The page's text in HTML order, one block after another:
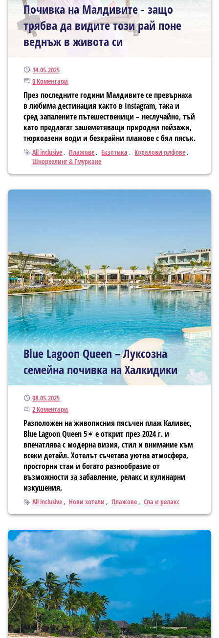
Почивка на Малдивите - защо
трябва да видите този рай поне
веднъж в живота си
Публикуван
14.05.2025
Започнете дискусията
0 Коментари
През последните години Малдивите се превърнаха
в любима дестинация както в Instagram, така и
сред запалените пътешественици – неслучайно, тъй
като предлагат зашеметяващи природни пейзажи,
тюркоазени води и безкрайни плажове с бял пясък.
Тагове
All inclusive Плажове Екзотика
Коралови рифове
Шнорхелинг & Гмуркане
Blue Lagoon Queen – Луксозна
семейна почивка на Халкидики
Публикуван
08.05.2025
Присъединете се към дискусията
2 Коментари
Разположен на живописния пясъчен плаж Каливес,
Blue Lagoon Queen 5✶ е открит през 2024 г. и
впечатлява с модерна визия, стил и внимание към
всеки детайл. Хотелът съчетава уютна атмосфера,
просторни стаи и богато разнообразие от
възможности за забавление, релакс и кулинарни
изкушения.
Тагове
All inclusive Нови хотели Плажове Спа и релакс